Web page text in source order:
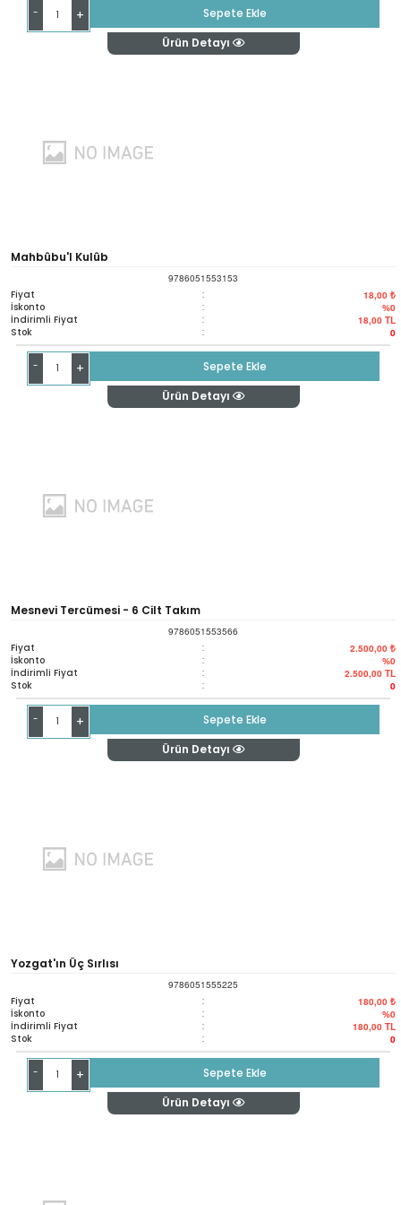
- +
Sepete Ekle
Ürün Detayı
Mahbûbu'l Kulûb
9786051553153
Fiyat : 18,00 ₺
İskonto : %0
İndirimli Fiyat : 18,00 TL
Stok : 0
- +
Sepete Ekle
Ürün Detayı
Mesnevi Tercümesi - 6 Cilt Takım
9786051553566
Fiyat : 2.500,00 ₺
İskonto : %0
İndirimli Fiyat : 2.500,00 TL
Stok : 0
- +
Sepete Ekle
Ürün Detayı
Yozgat'ın Üç Sırlısı
9786051555225
Fiyat : 180,00 ₺
İskonto : %0
İndirimli Fiyat : 180,00 TL
Stok : 0
- +
Sepete Ekle
Ürün Detayı